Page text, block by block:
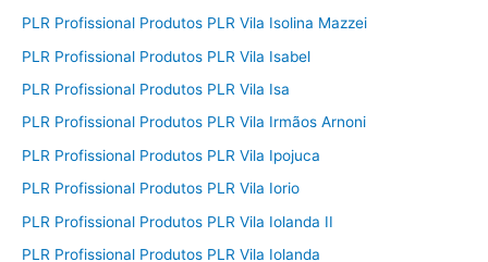
PLR Profissional Produtos PLR Vila Isolina Mazzei
PLR Profissional Produtos PLR Vila Isabel
PLR Profissional Produtos PLR Vila Isa
PLR Profissional Produtos PLR Vila Irmãos Arnoni
PLR Profissional Produtos PLR Vila Ipojuca
PLR Profissional Produtos PLR Vila Iorio
PLR Profissional Produtos PLR Vila Iolanda II
PLR Profissional Produtos PLR Vila Iolanda